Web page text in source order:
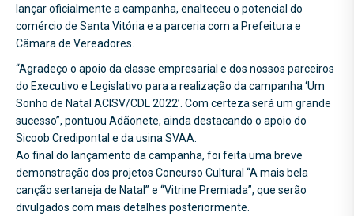
lançar oficialmente a campanha, enalteceu o potencial do
comércio de Santa Vitória e a parceria com a Prefeitura e
Câmara de Vereadores.
“Agradeço o apoio da classe empresarial e dos nossos parceiros
do Executivo e Legislativo para a realização da campanha ‘Um
Sonho de Natal ACISV/CDL 2022’. Com certeza será um grande
sucesso”, pontuou Adãonete, ainda destacando o apoio do
Sicoob Credipontal e da usina SVAA.
Ao final do lançamento da campanha, foi feita uma breve
demonstração dos projetos Concurso Cultural “A mais bela
canção sertaneja de Natal” e “Vitrine Premiada”, que serão
divulgados com mais detalhes posteriormente.